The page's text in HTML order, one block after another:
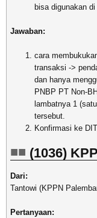
bisa digunakan
Jawaban:
cara
transaksi ->
dan hanya
PNBP PT Non-
lambatnya 1
tersebut.
Konfirmasi ke
(1036)
Dari:
Tantowi (KPPN
Pertanyaan: